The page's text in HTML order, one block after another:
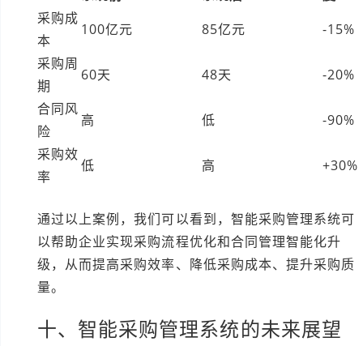
采购成
本
100亿元 85亿元
-15%
采购周
期
60天 48天
-20%
合同风
险
高 低
-90%
采购效
率
低 高 +30%
通过以上案例，我们可以看到，智能采购管理系统可
以帮助企业实现采购流程优化和合同管理智能化升
级，从而提高采购效率、降低采购成本、提升采购质
量。
十、智能采购管理系统的未来展望